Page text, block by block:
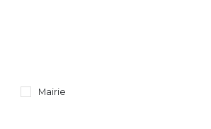
Mairie